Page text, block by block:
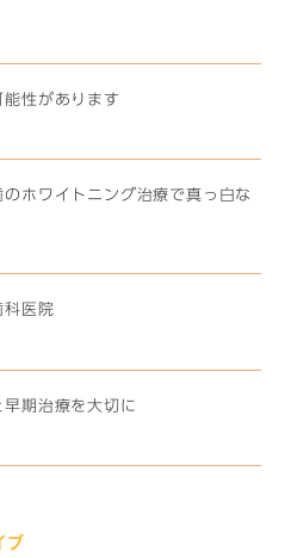
性があります
ホワイトニング治療で真っ白な
科医院
期治療を大切に
ブ